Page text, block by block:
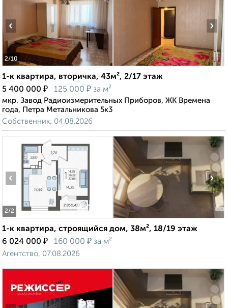
2/10
‹ ›
1-к квартира, вторичка, 43м², 2/17 этаж
5 400 000 ₽ 125 000 ₽ за м²
мкр. Завод Радиоизмерительных Приборов, ЖК Времена
года, Петра Метальникова 5к3
Собственник, 04.08.2026
2/2
‹ ›
1-к квартира, строящийся дом, 38м², 18/19 этаж
6 024 000 ₽ 160 000 ₽ за м²
Агентство, 07.08.2026